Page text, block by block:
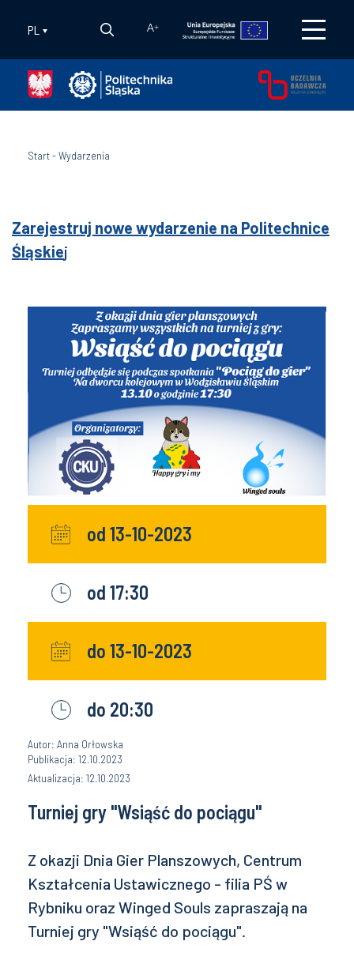
PL A+
Start-Wydarzenia
Zarejestruj nowe wydarzenie na Politechnice
Śląskiej
od 13-10-2023
od 17:30
do 13-10-2023
do 20:30
Autor: Anna Orłowska
Publikacja: 12.10.2023
Aktualizacja: 12.10.2023
Turniej gry "Wsiąść do pociągu"
Z okazji Dnia Gier Planszowych, Centrum
Kształcenia Ustawicznego - filia PŚ w
Rybniku oraz Winged Souls zapraszają na
Turniej gry "Wsiąść do pociągu".